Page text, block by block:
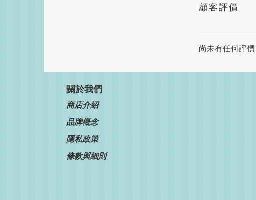
顧客評價
尚未有任何評價
關於我們
商店介紹
品牌槪念
隱私政策
條款與細則